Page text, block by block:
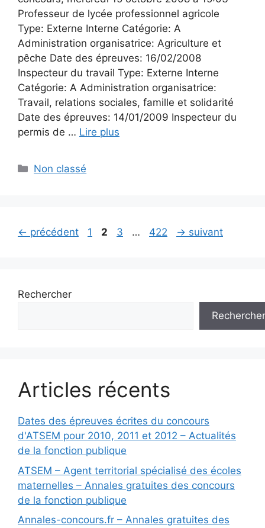
Professeur de lycée professionnel agricole
Type: Externe Interne Catégorie: A
Administration organisatrice: Agriculture et
pêche Date des épreuves: 16/02/2008
Inspecteur du travail Type: Externe Interne
Catégorie: A Administration organisatrice:
Travail, relations sociales, famille et solidarité
Date des épreuves: 14/01/2009 Inspecteur du
permis de … Lire plus
Catégories
Non classé
← précédent Page
1 Page
2 Page
3 … Page
422 → suivant
Rechercher
Rechercher
Articles récents
Dates des épreuves écrites du concours
d'ATSEM pour 2010, 2011 et 2012 – Actualités
de la fonction publique
ATSEM – Agent territorial spécialisé des écoles
maternelles – Annales gratuites des concours
de la fonction publique
Annales-concours.fr – Annales gratuites des